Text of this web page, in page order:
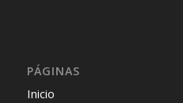
PÁGINAS
Inicio